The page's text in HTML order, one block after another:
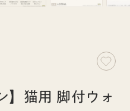
】猫用 脚付ウォ